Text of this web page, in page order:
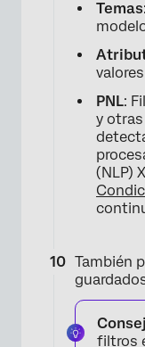
Temas
PNL:
y
(NLP)
También
filtros